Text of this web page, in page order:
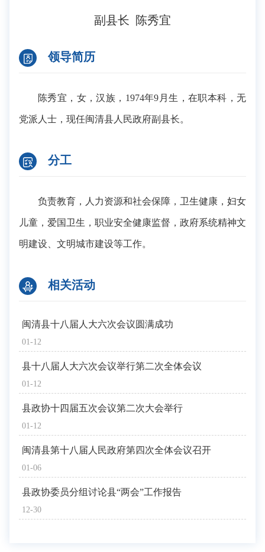
副县长 陈秀宜
领导简历
陈秀宜，女，汉族，1974年9月生，在职本科，无
党派人士，现任闽清县人民政府副县长。
分工
负责教育，人力资源和社会保障，卫生健康，妇女
儿童，爱国卫生，职业安全健康监督，政府系统精神文
明建设、文明城市建设等工作。
相关活动
01-12
闽清县十八届人大六次会议圆满成功
01-12
县十八届人大六次会议举行第二次全体会议
01-12
县政协十四届五次会议第二次大会举行
01-06
闽清县第十八届人民政府第四次全体会议召开
12-30
县政协委员分组讨论县“两会”工作报告